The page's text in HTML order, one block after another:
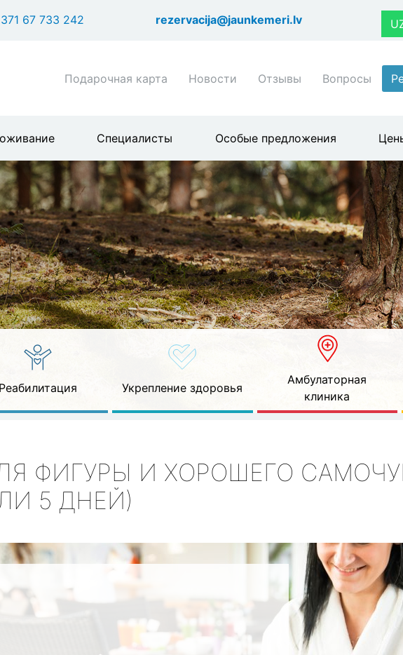
к
67 733 242 rezervacija@jaunkemeri.lv
Shortcuts
menu
Подарочная карта Новости Отзывы Вопросы
Специалисты Особые предложения
Укрепление здоровья
Амбулаторная
клиника
ФИГУРЫ И ХОРОШЕГО
5 ДНЕЙ)